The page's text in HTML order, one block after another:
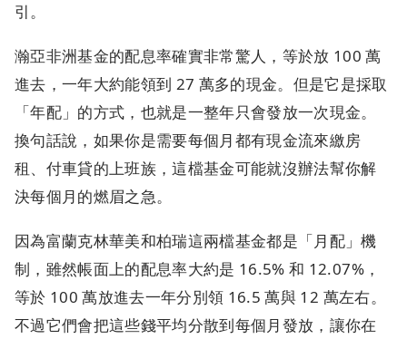
引。
瀚亞非洲基金的配息率確實非常驚人，等於放 100 萬
進去，一年大約能領到 27 萬多的現金。但是它是採取
「年配」的方式，也就是一整年只會發放一次現金。
換句話說，如果你是需要每個月都有現金流來繳房
租、付車貸的上班族，這檔基金可能就沒辦法幫你解
決每個月的燃眉之急。
因為富蘭克林華美和柏瑞這兩檔基金都是「月配」機
制，雖然帳面上的配息率大約是 16.5% 和 12.07%，
等於 100 萬放進去一年分別領 16.5 萬與 12 萬左右。
不過它們會把這些錢平均分散到每個月發放，讓你在